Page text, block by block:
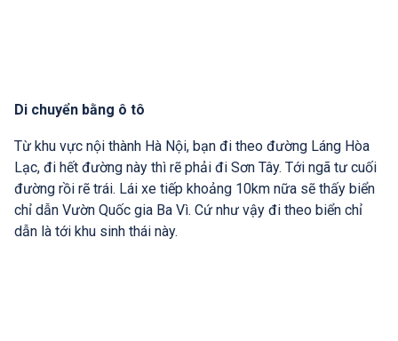
Di chuyển bằng ô tô
Từ khu vực nội thành Hà Nội, bạn đi theo đường Láng Hòa
Lạc, đi hết đường này thì rẽ phải đi Sơn Tây. Tới ngã tư cuối
đường rồi rẽ trái. Lái xe tiếp khoảng 10km nữa sẽ thấy biển
chỉ dẫn Vườn Quốc gia Ba Vì. Cứ như vậy đi theo biển chỉ
dẫn là tới khu sinh thái này.